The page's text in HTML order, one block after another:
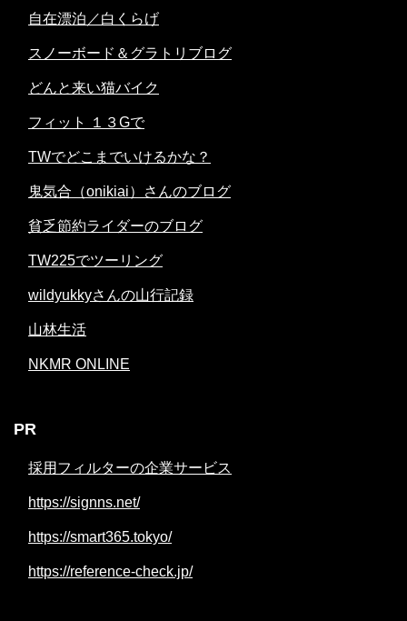
自在漂泊／白くらげ
スノーボード＆グラトリブログ
どんと来い猫バイク
フィット １３Gで
TWでどこまでいけるかな？
鬼気合（onikiai）さんのブログ
貧乏節約ライダーのブログ
TW225でツーリング
wildyukkyさんの山行記録
山林生活
NKMR ONLINE
PR
採用フィルターの企業サービス
https://signns.net/
https://smart365.tokyo/
https://reference-check.jp/